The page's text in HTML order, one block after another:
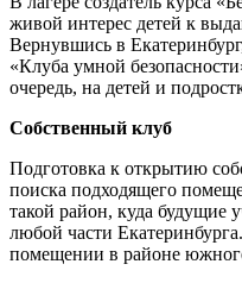
живой интерес детей к
Вернувшись в
«Клуба умной
очередь, на детей и
Собственный клуб
Подготовка к открытию
поиска подходящего
такой район, куда будущие
любой части
помещении в районе